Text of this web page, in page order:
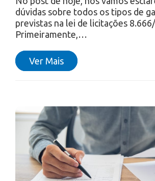
dúvidas sobre todos os tipos de
previstas na lei de licitações
Primeiramente,…
Ver Mais